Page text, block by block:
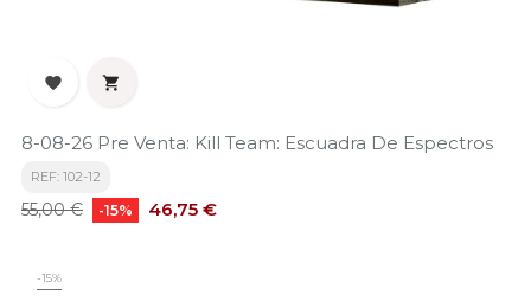
 
8-08-26 Pre Venta: Kill Team: Escuadra De Espectros
REF: 102-12
Precio
55,00 € -15% Precio
46,75 €
-15%